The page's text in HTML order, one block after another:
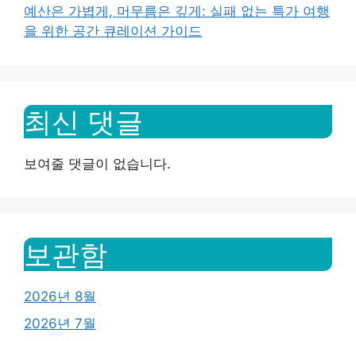
예산은 가볍게, 머무름은 깊게: 실패 없는 특가 여행
을 위한 공간 큐레이션 가이드
최신 댓글
보여줄 댓글이 없습니다.
보관함
2026년 8월
2026년 7월